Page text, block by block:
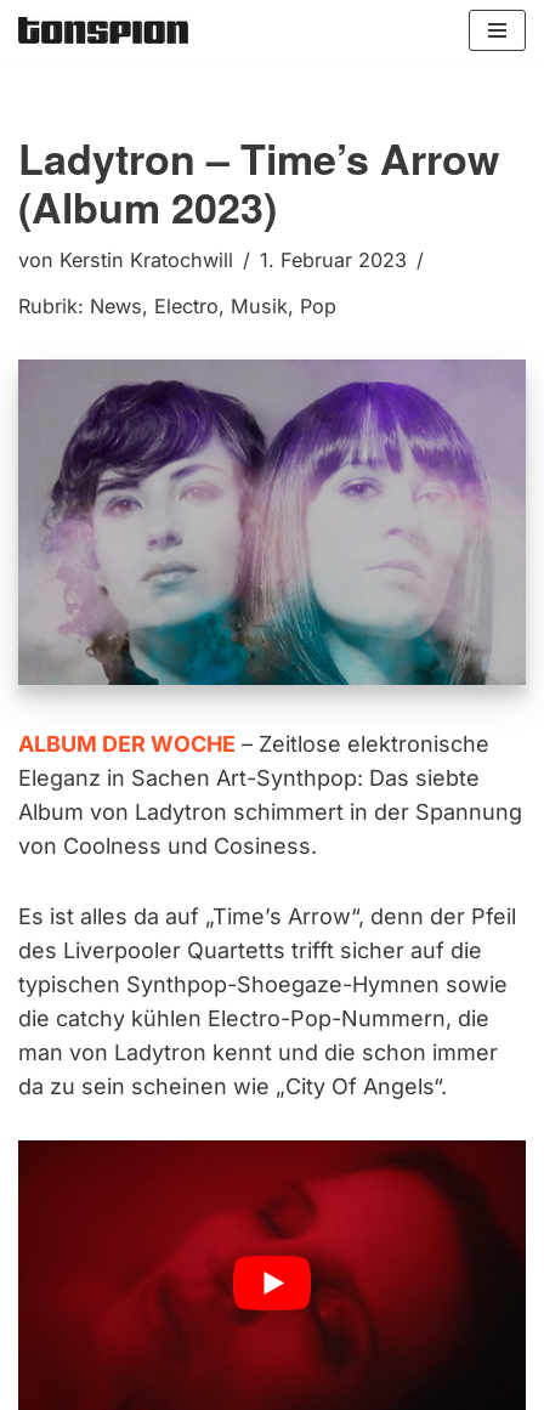
Ladytron – Time’s Arrow
(Album 2023)
von Kerstin Kratochwill
1. Februar 2023
Rubrik: News, Electro, Musik, Pop
ALBUM DER WOCHE – Zeitlose elektronische
Eleganz in Sachen Art-Synthpop: Das siebte
Album von Ladytron schimmert in der Spannung
von Coolness und Cosiness.
Es ist alles da auf „Time’s Arrow“, denn der Pfeil
des Liverpooler Quartetts trifft sicher auf die
typischen Synthpop-Shoegaze-Hymnen sowie
die catchy kühlen Electro-Pop-Nummern, die
man von Ladytron kennt und die schon immer
da zu sein scheinen wie „City Of Angels“.